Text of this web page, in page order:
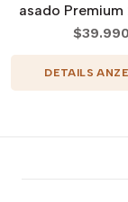
asado Premium
$39.990
DETAILS